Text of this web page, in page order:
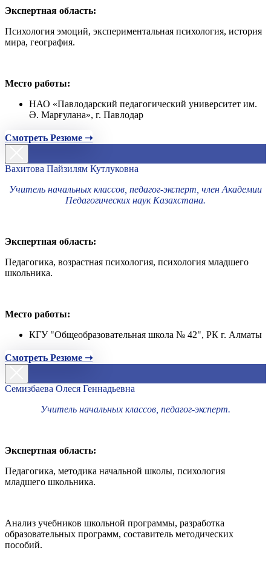
Экспертная область:
Психология эмоций, экспериментальная психология, история
мира, география.
Место работы:
НАО «Павлодарский педагогический университет им.
Ә. Марғулана», г. Павлодар
Смотреть Резюме ➝
Вахитова Пайзилям Кутлуковна
Учитель начальных классов, педагог-эксперт, член Академии
Педагогических наук Казахстана.
Экспертная область:
Педагогика, возрастная психология, психология младшего
школьника.
Место работы:
КГУ "Общеобразовательная школа № 42", РК г. Алматы
Смотреть Резюме ➝
Семизбаева Олеся Геннадьевна
Учитель начальных классов, педагог-эксперт.
Экспертная область:
Педагогика, методика начальной школы, психология
младшего школьника.
Анализ учебников школьной программы, разработка
образовательных программ, составитель методических
пособий.